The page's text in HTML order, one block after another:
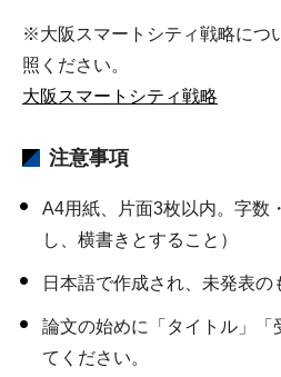
※大阪スマートシティ戦略につ
照ください。
大阪スマートシティ戦略
注意事項
A4用紙、片面3枚以内。字数
し、横書きとすること）
日本語で作成され、未発表の
論文の始めに「タイトル」「
てください。